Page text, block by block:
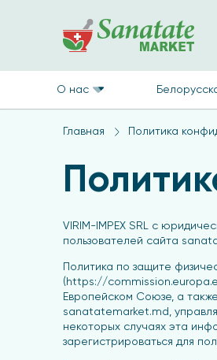
О нас
Главная Политика
VIRIM-IMPEX SRL с
пользователей сайта
Политика по защите
(https://
Европейском Союзе, а
sanatatemarket.md,
некоторых случаях эта
зарегистрироваться для